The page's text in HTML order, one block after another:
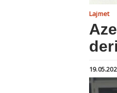
Lajmet